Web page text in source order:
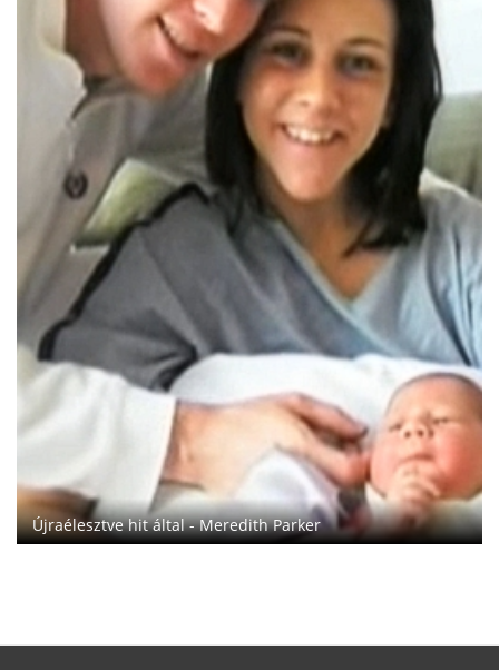
Bibliai kalandok - Dávid és Góliát